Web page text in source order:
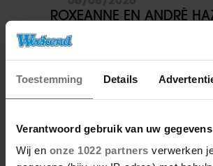
Toestemming Details
Verantwoord gebruik van uw gegevens
Wij en onze 1022 partners verwerken
ROXEANNE EN ANDRÉ
DENKEN TERUG AAN
ENGE’ HAZES-IMITATOR:
NIET GOED BIJ JE PAASEI’